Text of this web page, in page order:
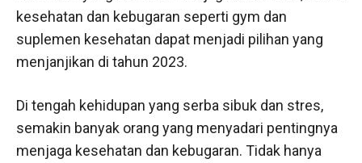
kesehatan dan kebugaran seperti gym dan
suplemen kesehatan dapat menjadi pilihan yang
menjanjikan di tahun 2023.
Di tengah kehidupan yang serba sibuk dan stres,
semakin banyak orang yang menyadari pentingnya
menjaga kesehatan dan kebugaran. Tidak hanya